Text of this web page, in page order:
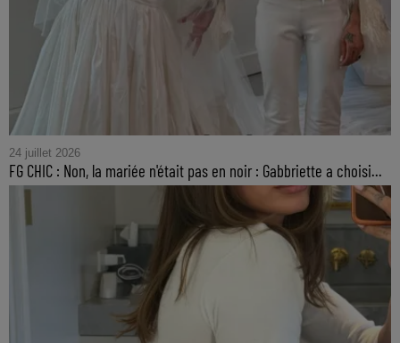
24 juillet 2026
FG CHIC : Non, la mariée n'était pas en noir : Gabbriette a choisi...